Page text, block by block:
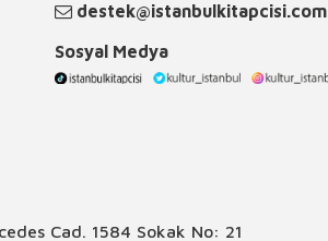
destek@istanbulkitapcisi.com
Sosyal Medya
Cad. 1584 Sokak No: 21